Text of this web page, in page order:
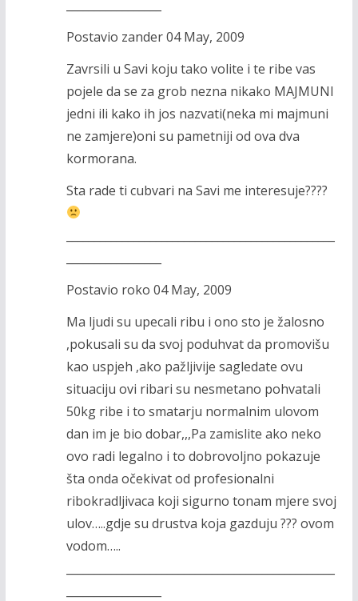
Postavio zander 04 May, 2009
Zavrsili u Savi koju tako volite i te ribe vas
pojele da se za grob nezna nikako MAJMUNI
jedni ili kako ih jos nazvati(neka mi majmuni
ne zamjere)oni su pametniji od ova dva
kormorana.
Sta rade ti cubvari na Savi me interesuje????
Postavio roko 04 May, 2009
Ma ljudi su upecali ribu i ono sto je žalosno
,pokusali su da svoj poduhvat da promovišu
kao uspjeh ,ako pažljivije sagledate ovu
situaciju ovi ribari su nesmetano pohvatali
50kg ribe i to smatarju normalnim ulovom
dan im je bio dobar,,,Pa zamislite ako neko
ovo radi legalno i to dobrovoljno pokazuje
šta onda očekivat od profesionalni
ribokradljivaca koji sigurno tonam mjere svoj
ulov…..gdje su drustva koja gazduju ??? ovom
vodom…..